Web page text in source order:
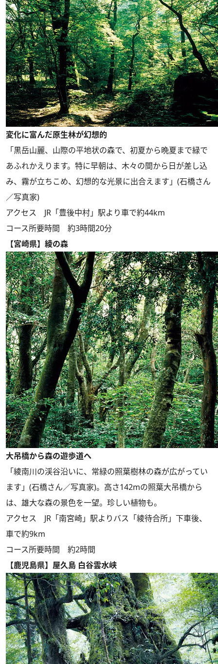
変化に富んだ原生林が幻想的
「黒岳山麗、山際の平地状の森で、初夏から晩夏まで緑で
あふれかえります。特に早朝は、木々の間から日が差し込
み、霧が立ちこめ、幻想的な光景に出合えます」(石橋さん
／写真家)
アクセス JR「豊後中村」駅より車で約44km
コース所要時間 約3時間20分
【宮崎県】綾の森
大吊橋から森の遊歩道へ
「綾南川の渓谷沿いに、常緑の照葉樹林の森が広がってい
ます」(石橋さん／写真家)。高さ142mの照葉大吊橋から
は、雄大な森の景色を一望。珍しい植物も。
アクセス JR「南宮崎」駅よりバス「綾待合所」下車後、
車で約9km
コース所要時間 約2時間
【鹿児島県】屋久島 白谷雲水峡